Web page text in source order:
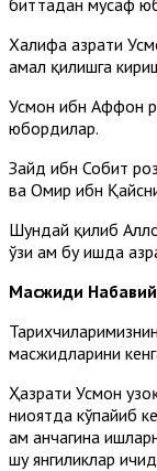
Халифа ҳазрати
амал қилишга
Усмон ибн Аффон
юбордилар.
Зайд ибн Собит
ва Омир ибн
Шундай қилиб
ўзи ҳам бу ишда
Масжиди
масжидларини
Ҳазрати Усмон
ниҳоятда кўпайиб
ҳам анчагина
шу янгиликлар